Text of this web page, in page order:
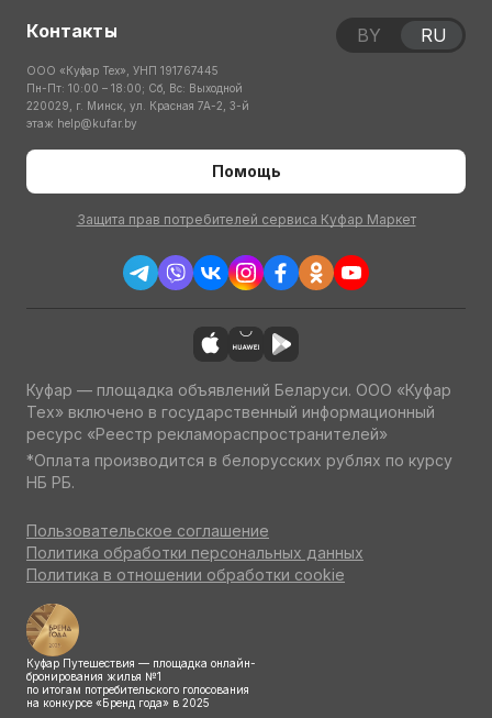
Контакты
ООО «Куфар Тех», УНП 191767445
Пн-Пт: 10:00 – 18:00; Сб, Вс: Выходной
220029, г. Минск, ул. Красная 7А-2, 3-й
этаж help@kufar.by
Помощь
Защита прав потребителей сервиса Куфар Маркет
BY RU
Куфар — площадка объявлений Беларуси. ООО «Куфар
Тех» включено в государственный информационный
ресурс «Реестр рекламораспространителей»
*Оплата производится в белорусских рублях по курсу
НБ РБ.
Пользовательское соглашение
Политика обработки персональных данных
Политика в отношении обработки cookie
Куфар Путешествия — площадка онлайн-
бронирования жилья №1
по итогам потребительского голосования
на конкурсе «Бренд года» в 2025